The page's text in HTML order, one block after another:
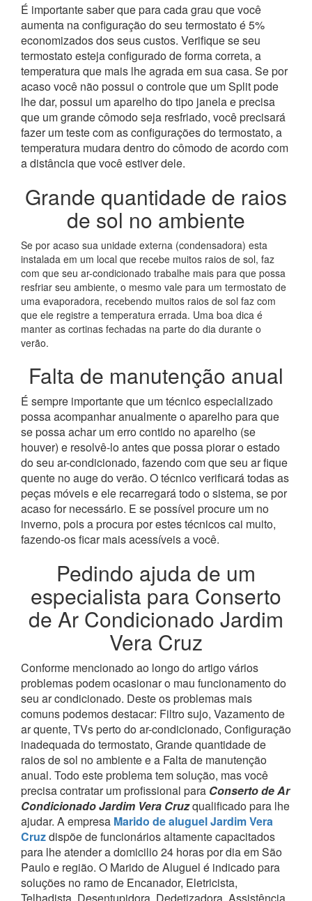
É importante saber que para cada grau que você
aumenta na configuração do seu termostato é 5%
economizados dos seus custos. Verifique se seu
termostato esteja configurado de forma correta, a
temperatura que mais lhe agrada em sua casa. Se por
acaso você não possui o controle que um Split pode
lhe dar, possui um aparelho do tipo janela e precisa
que um grande cômodo seja resfriado, você precisará
fazer um teste com as configurações do termostato, a
temperatura mudara dentro do cômodo de acordo com
a distância que você estiver dele.
Grande quantidade de raios
de sol no ambiente
Se por acaso sua unidade externa (condensadora) esta
instalada em um local que recebe muitos raios de sol, faz
com que seu ar-condicionado trabalhe mais para que possa
resfriar seu ambiente, o mesmo vale para um termostato de
uma evaporadora, recebendo muitos raios de sol faz com
que ele registre a temperatura errada. Uma boa dica é
manter as cortinas fechadas na parte do dia durante o
verão.
Falta de manutenção anual
É sempre importante que um técnico especializado
possa acompanhar anualmente o aparelho para que
se possa achar um erro contido no aparelho (se
houver) e resolvê-lo antes que possa piorar o estado
do seu ar-condicionado, fazendo com que seu ar fique
quente no auge do verão. O técnico verificará todas as
peças móveis e ele recarregará todo o sistema, se por
acaso for necessário. E se possível procure um no
inverno, pois a procura por estes técnicos cai muito,
fazendo-os ficar mais acessíveis a você.
Pedindo ajuda de um
especialista para Conserto
de Ar Condicionado Jardim
Vera Cruz
Conforme mencionado ao longo do artigo vários
problemas podem ocasionar o mau funcionamento do
seu ar condicionado. Deste os problemas mais
comuns podemos destacar: Filtro sujo, Vazamento de
ar quente, TVs perto do ar-condicionado, Configuração
inadequada do termostato, Grande quantidade de
raios de sol no ambiente e a Falta de manutenção
anual. Todo este problema tem solução, mas você
precisa contratar um profissional para Conserto de Ar
Condicionado Jardim Vera Cruzqualificado para lhe
ajudar. A empresa Marido de aluguel Jardim Vera
Cruzdispõe de funcionários altamente capacitados
para lhe atender a domicilio 24 horas por dia em São
Paulo e região. O Marido de Aluguel é indicado para
soluções no ramo de Encanador, Eletricista,